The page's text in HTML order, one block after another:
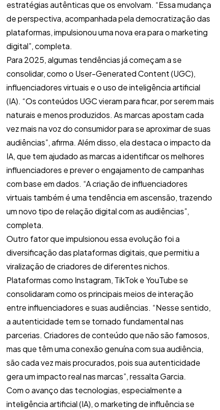
estratégias autênticas que os envolvam. “Essa mudança
de perspectiva, acompanhada pela democratização das
plataformas, impulsionou uma nova era para o marketing
digital”, completa.
Para 2025, algumas tendências já começam a se
consolidar, como o User-Generated Content (UGC),
influenciadores virtuais e o uso de inteligência artificial
(IA). “Os conteúdos UGC vieram para ficar, por serem mais
naturais e menos produzidos. As marcas apostam cada
vez mais na voz do consumidor para se aproximar de suas
audiências”, afirma. Além disso, ela destaca o impacto da
IA, que tem ajudado as marcas a identificar os melhores
influenciadores e prever o engajamento de campanhas
com base em dados. “A criação de influenciadores
virtuais também é uma tendência em ascensão, trazendo
um novo tipo de relação digital com as audiências”,
completa.
Outro fator que impulsionou essa evolução foi a
diversificação das plataformas digitais, que permitiu a
viralização de criadores de diferentes nichos.
Plataformas como Instagram, TikTok e YouTube se
consolidaram como os principais meios de interação
entre influenciadores e suas audiências. “Nesse sentido,
a autenticidade tem se tornado fundamental nas
parcerias. Criadores de conteúdo que não são famosos,
mas que têm uma conexão genuína com sua audiência,
são cada vez mais procurados, pois sua autenticidade
gera um impacto real nas marcas”, ressalta Garcia.
Com o avanço das tecnologias, especialmente a
inteligência artificial (IA), o marketing de influência se